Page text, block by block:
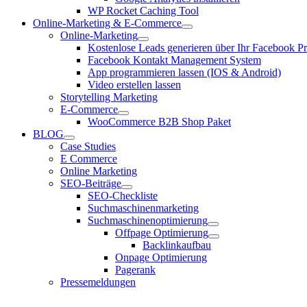
WP Rocket Caching Tool
Online-Marketing & E-Commerce
Online-Marketing
Kostenlose Leads generieren über Ihr Facebook
Facebook Kontakt Management System
App programmieren lassen (IOS & Android)
Video erstellen lassen
Storytelling Marketing
E-Commerce
WooCommerce B2B Shop Paket
BLOG
Case Studies
E Commerce
Online Marketing
SEO-Beiträge
SEO-Checkliste
Suchmaschinenmarketing
Suchmaschinenoptimierung
Offpage Optimierung
Backlinkaufbau
Onpage Optimierung
Pagerank
Pressemeldungen